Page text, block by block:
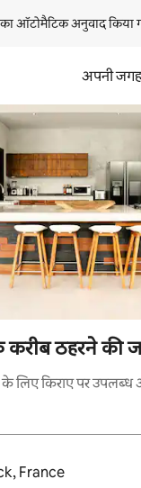
ऑटोमैटिक अनुवाद किया
अपनी
करीब ठहरने की
के लिए किराए पर
पर, अप और डाउन 'ऐरो